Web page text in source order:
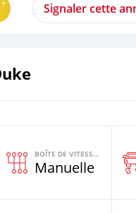
Signaler cette
BOÎTE DE VITESSES
Manuelle